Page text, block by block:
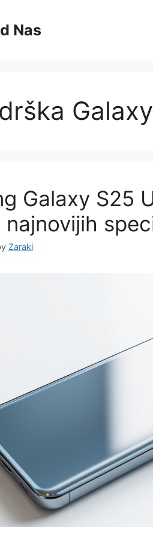
Nas
Galaxy S25
najnovijih
Zaraki